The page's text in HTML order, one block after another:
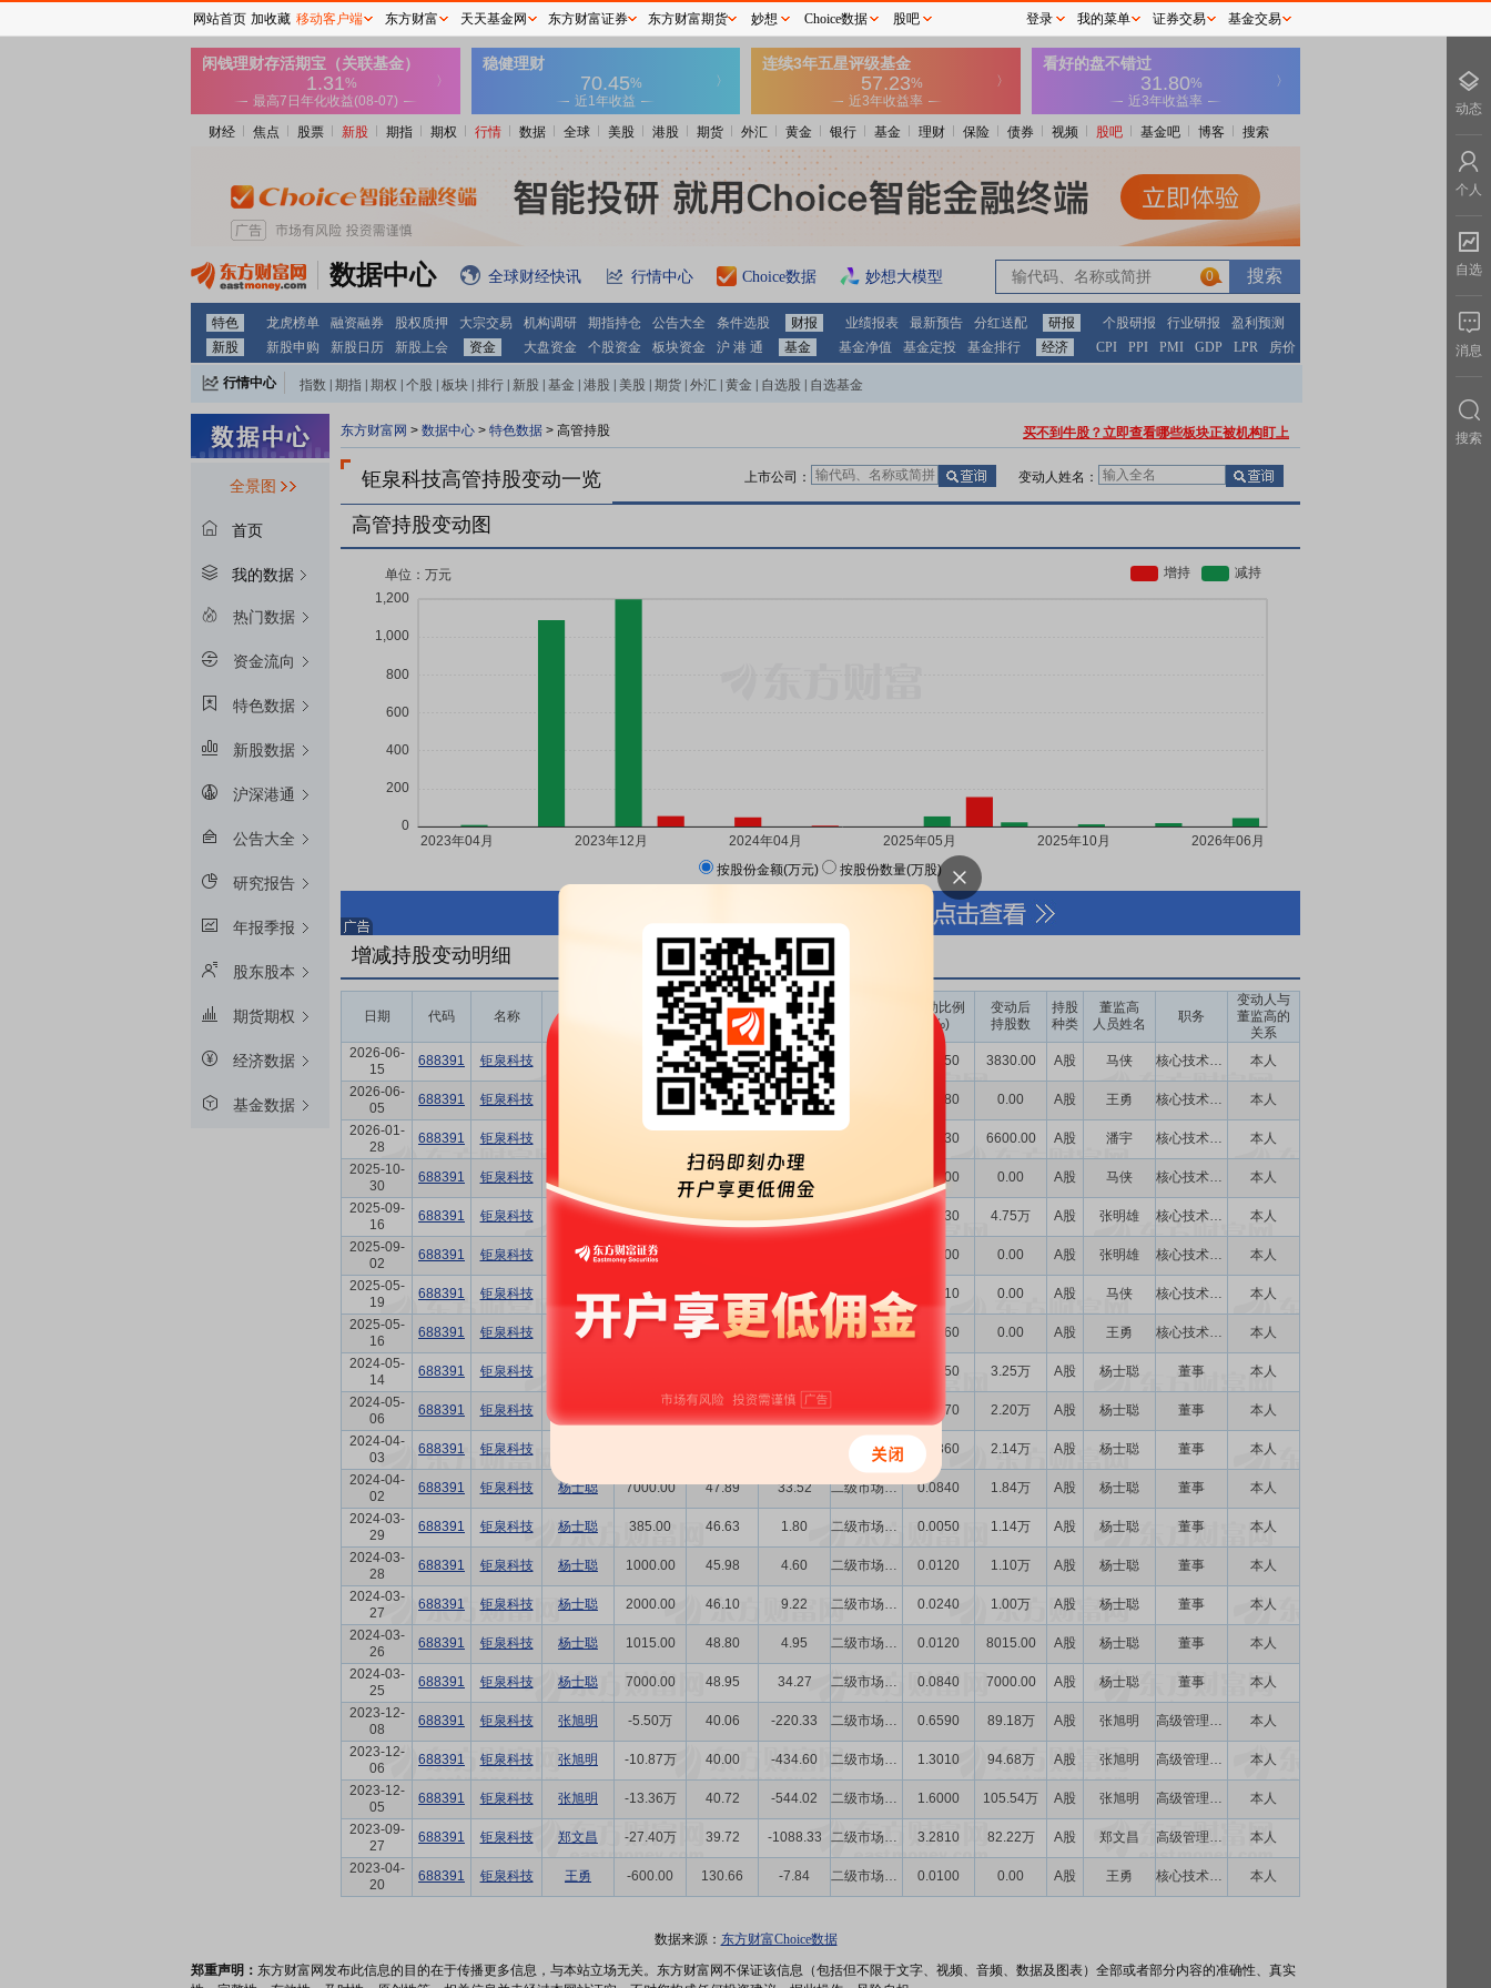
财经 焦点 股票 新股 期指 期权 行情 数据 全球 美股 港股 期货 外汇 黄金 银行 基金 理财 保险 债券 视频 股吧 基金吧 博客 搜索
数据中心 全球财经快讯 行情中心 Choice数据 妙想大模型 0
特色 龙虎榜单 融资融券 股权质押 大宗交易 机构调研 期指持仓 公告大全 条件选股 财报 业绩报表 最新预告 分红送配 研报 个股研报 行业研报
盈利预测
新股
新股申购 新股日历 新股上会 资金 大盘资金 个股资金 板块资金 沪 港 通 基金 基金净值 基金定投 基金排行 经济 CPI PPI PMI GDP LPR 房价
行情中心 指数 期指 期权 个股 板块 排行 新股 基金 港股 美股 期货 外汇 黄金 自选股 自选基金
全景图
首页
我的数据
热门数据
资金流向
特色数据
新股数据
沪深港通
公告大全
研究报告
年报季报
股东股本
期货期权
经济数据
基金数据
东方财富网 > 数据中心 > 特色数据 > 高管持股 买不到牛股？立即查看哪些板块正被机构盯上
钜泉科技高管持股变动一览 变动人姓名：
上市公司：
高管持股变动图
按股份金额(万元) 按股份数量(万股)
增减持股变动明细
日期 代码 名称 变动人 变动股数
成交
均价
变动金额
(万)
变动比例
(‰)
变动后
持股数
持股
种类
董监高
人员姓名
职务
变动人与
董监高的
关系
2026-06-
15
688391 钜泉科技 -4000.00 31.63 -12.65 0.0350 3830.00 A股 马侠 核心技术人员
本人
2026-06-
05
688391 钜泉科技 31.15 -31.62 0.0880 0.00 A股 王勇 核心技术人员
本人
2026-01-
28
688391 钜泉科技 0.0430 6600.00 A股 潘宇 核心技术人员
本人
2025-10-
30
688391 钜泉科技 32.52 -11.32 0.0300 0.00 A股 马侠 核心技术人员
本人
2025-09-
16
688391 钜泉科技 张明雄 4.75万 32.68 155.23 二级市场买卖 0.4130 4.75万 A股 张明雄 核心技术人员
本人
2025-09-
02
688391 钜泉科技 张明雄 -6960.00 0.0600 0.00 A股 张明雄 核心技术人员
本人
2025-05-
19
688391 钜泉科技 马侠 -1.04万 27.79 -29.01 二级市场买卖 0.0910 0.00 A股 马侠 核心技术人员
本人
2025-05-
16
688391 钜泉科技 王勇 -8700.00 27.75 -24.14 二级市场买卖 0.0760 0.00 A股 王勇 核心技术人员
本人
2024-05-
14
688391 钜泉科技 0.0050 3.25万 A股 杨士聪 董事
本人
2024-05-
06
688391 钜泉科技 600.00 42.08 2.52 0.0070 2.20万 A股 杨士聪 董事
本人
2024-04-
03
688391 钜泉科技 二级市场买卖 0.0360 2.14万 A股 杨士聪 董事
本人
2024-04-
02
688391 钜泉科技 杨士聪 7000.00 47.89 33.52 二级市场买卖 0.0840 1.84万 A股 杨士聪 董事
本人
2024-03-
29
688391 钜泉科技 杨士聪 385.00 46.63 1.80 二级市场买卖 0.0050 1.14万 A股 杨士聪 董事
本人
2024-03-
28
688391 钜泉科技 杨士聪 1000.00 45.98 4.60 二级市场买卖 0.0120 1.10万 A股 杨士聪 董事
本人
2024-03-
27
688391 钜泉科技 杨士聪 2000.00 46.10 9.22 二级市场买卖 0.0240 1.00万 A股 杨士聪 董事
本人
2024-03-
26
688391 钜泉科技 杨士聪 1015.00 48.80 4.95 二级市场买卖 0.0120 8015.00 A股 杨士聪 董事
本人
2024-03-
25
688391 钜泉科技 杨士聪 7000.00 48.95 34.27 二级市场买卖 0.0840 7000.00 A股 杨士聪 董事
本人
2023-12-
08
688391 钜泉科技 张旭明 -5.50万 40.06 -220.33 二级市场买卖 0.6590 89.18万 A股 张旭明 高级管理人员,核心技术人员
本人
2023-12-
06
688391 钜泉科技 张旭明 -10.87万 40.00 -434.60 二级市场买卖 1.3010 94.68万 A股 张旭明 高级管理人员,核心技术人员
本人
2023-12-
05
688391 钜泉科技 张旭明 -13.36万 40.72 -544.02 二级市场买卖 1.6000 105.54万 A股 张旭明 高级管理人员,核心技术人员
本人
2023-09-
27
688391 钜泉科技 郑文昌 -27.40万 39.72 -1088.33 二级市场买卖 3.2810 82.22万 A股 郑文昌 高级管理人员
本人
2023-04-
20
688391 钜泉科技 王勇 -600.00 130.66 -7.84 二级市场买卖 0.0100 0.00 A股 王勇 核心技术人员 本人
数据来源： 东方财富Choice数据
郑重声明： 东方财富网发布此信息的目的在于传播更多信息，与本站立场无关。东方财富网不保证该信息（包括但不限于文字、视频、音频、数据及图表）全部或者部分内容的准确性、真实
网站首页 加收藏 移动客户端 东方财富 天天基金网 东方财富证券 东方财富期货 妙想 Choice数据 股吧 登录 我的菜单 证券交易 基金交易
动态
个人
自选
消息
搜索